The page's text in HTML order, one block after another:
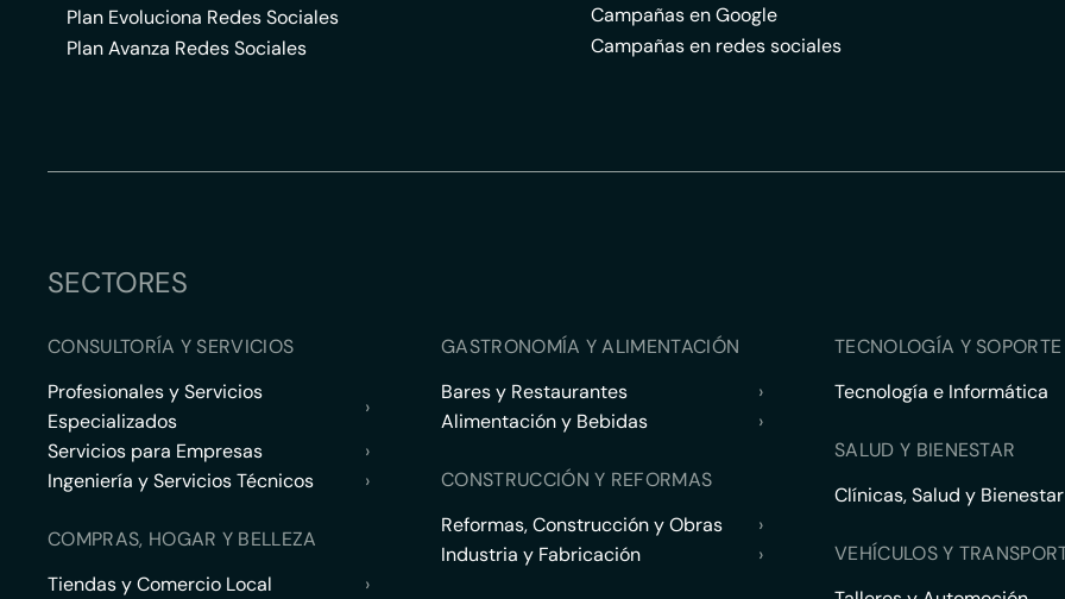
Plan Evoluciona Redes Sociales
Plan Avanza Redes Sociales
Campañas en Google
Campañas en redes sociales
SECTORES
CONSULTORÍA Y SERVICIOS
Profesionales y Servicios
Especializados
›
Servicios para Empresas
›
Ingeniería y Servicios Técnicos
›
COMPRAS, HOGAR Y BELLEZA
Tiendas y Comercio Local
›
GASTRONOMÍA Y ALIMENTACIÓN
Bares y Restaurantes
›
Alimentación y Bebidas
›
CONSTRUCCIÓN Y REFORMAS
Reformas, Construcción y Obras
›
Industria y Fabricación
›
TECNOLOGÍA Y
Tecnología e Informática
SALUD Y BIENESTAR
Clínicas, Salud y Bienestar
VEHÍCULOS Y